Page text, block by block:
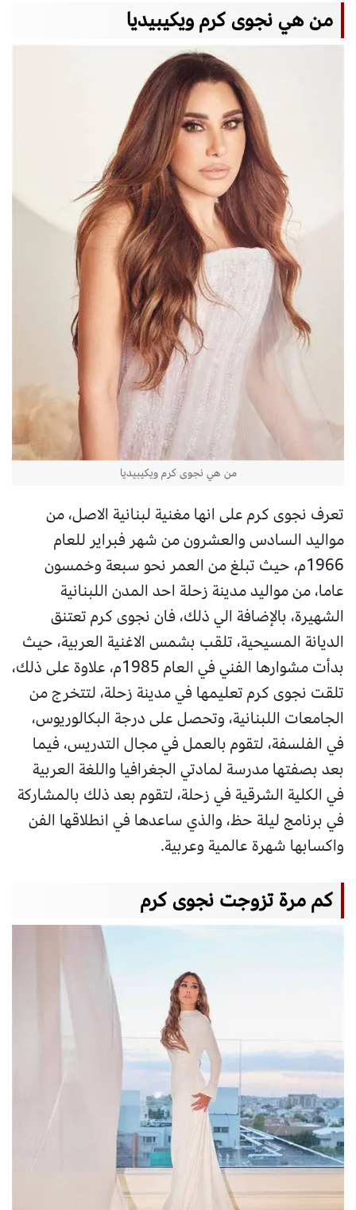
من هي نجوى كرم ويكيبيديا
من هي نجوى كرم ويكيبيديا
تعرف نجوى كرم على انها مغنية لبنانية الاصل، من
مواليد السادس والعشرون من شهر فبراير للعام
1966م، حيث تبلغ من العمر نحو سبعة وخمسون
عاما، من مواليد مدينة زحلة احد المدن اللبنانية
الشهيرة، بالإضافة الي ذلك، فان نجوى كرم تعتنق
الديانة المسيحية، تلقب بشمس الاغنية العربية، حيث
بدأت مشوارها الفني في العام 1985م، علاوة على ذلك،
تلقت نجوى كرم تعليمها في مدينة زحلة، لتتخرج من
الجامعات اللبنانية، وتحصل على درجة البكالوريوس،
في الفلسفة، لتقوم بالعمل في مجال التدريس، فيما
بعد بصفتها مدرسة لمادتي الجغرافيا واللغة العربية
في الكلية الشرقية في زحلة، لتقوم بعد ذلك بالمشاركة
في برنامج ليلة حظ، والذي ساعدها في انطلاقها الفن
واكسابها شهرة عالمية وعربية.
كم مرة تزوجت نجوى كرم